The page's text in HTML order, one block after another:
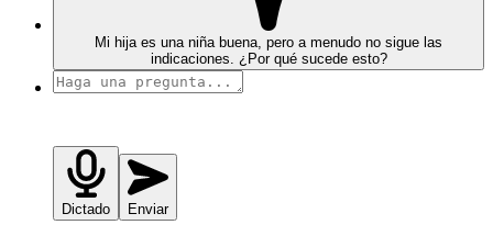
Mi hija es una niña buena, pero a menudo no sigue las
indicaciones. ¿Por qué sucede esto?
Dictado Enviar